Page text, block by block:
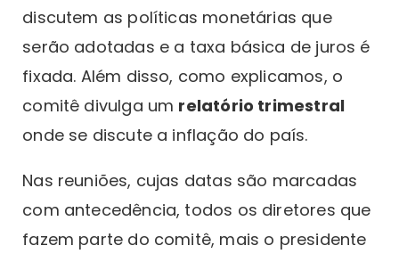
discutem as políticas monetárias que
serão adotadas e a taxa básica de juros é
fixada. Além disso, como explicamos, o
comitê divulga um relatório trimestral
onde se discute a inflação do país.
Nas reuniões, cujas datas são marcadas
com antecedência, todos os diretores que
fazem parte do comitê, mais o presidente